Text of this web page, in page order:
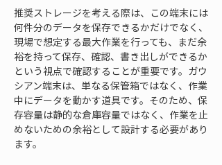
推奨ストレージを考える際は、この端末には
何件分のデータを保存できるかだけでなく、
現場で想定する最大作業を行っても、まだ余
裕を持って保存、確認、書き出しができるか
という視点で確認することが重要です。ガウ
シアン端末は、単なる保管箱ではなく、作業
中にデータを動かす道具です。そのため、保
存容量は静的な倉庫容量ではなく、作業を止
めないための余裕として設計する必要があり
ます。